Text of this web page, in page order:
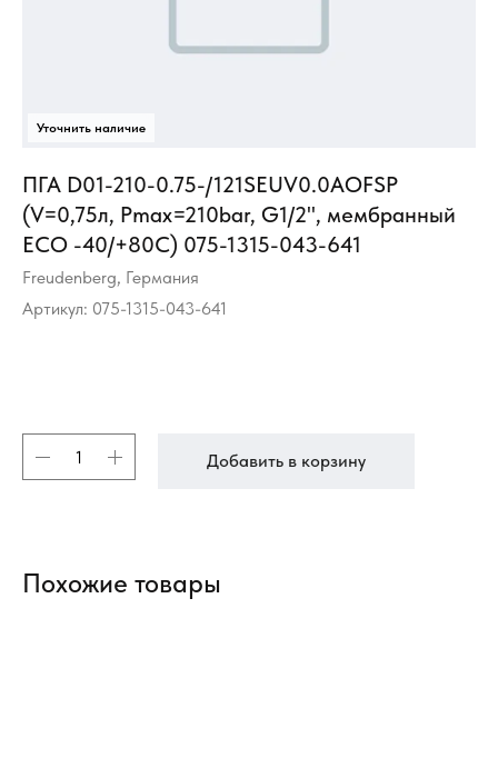
ПГА D01-210-0.75-/121SEUV0.0AOFSP
(V=0,75л, Pmax=210bar, G1/2", мембранный
ECO -40/+80С) 075-1315-043-641
Freudenberg, Германия
Артикул: 075-1315-043-641
Добавить в корзину
Похожие товары